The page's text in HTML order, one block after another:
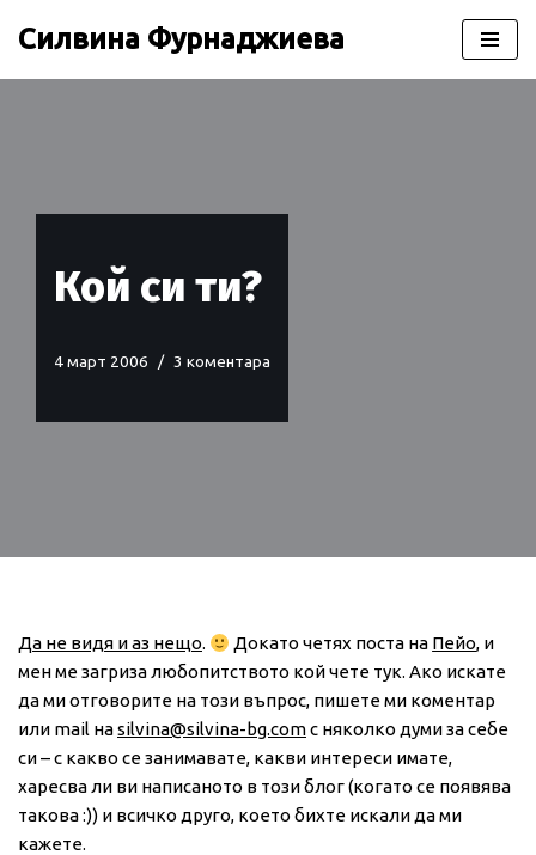
Силвина Фурнаджиева
Кой си ти?
4 март 2006 3 коментара
Да не видя и аз нещо. Докато четях поста на Пейо, и
мен ме загриза любопитството кой чете тук. Ако искате
да ми отговорите на този въпрос, пишете ми коментар
или mail наsilvina@silvina-bg.comс няколко думи за себе
си – с какво се занимавате, какви интереси имате,
харесва ли ви написаното в този блог (когато се появява
такова :)) и всичко друго, което бихте искали да ми
кажете.